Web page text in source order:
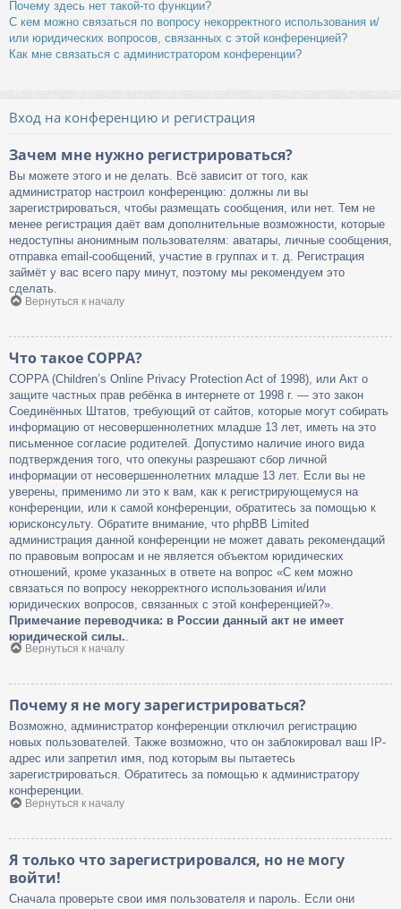
Почему здесь нет такой-то функции?
С кем можно связаться по вопросу некорректного использования и/
или юридических вопросов, связанных с этой конференцией?
Как мне связаться с администратором конференции?
Вход на конференцию и регистрация
Зачем мне нужно регистрироваться?
Вы можете этого и не делать. Всё зависит от того, как
администратор настроил конференцию: должны ли вы
зарегистрироваться, чтобы размещать сообщения, или нет. Тем не
менее регистрация даёт вам дополнительные возможности, которые
недоступны анонимным пользователям: аватары, личные сообщения,
отправка email-сообщений, участие в группах и т. д. Регистрация
займёт у вас всего пару минут, поэтому мы рекомендуем это
сделать.
Вернуться к началу
Что такое COPPA?
COPPA (Children’s Online Privacy Protection Act of 1998), или Акт о
защите частных прав ребёнка в интернете от 1998 г. — это закон
Соединённых Штатов, требующий от сайтов, которые могут собирать
информацию от несовершеннолетних младше 13 лет, иметь на это
письменное согласие родителей. Допустимо наличие иного вида
подтверждения того, что опекуны разрешают сбор личной
информации от несовершеннолетних младше 13 лет. Если вы не
уверены, применимо ли это к вам, как к регистрирующемуся на
конференции, или к самой конференции, обратитесь за помощью к
юрисконсульту. Обратите внимание, что phpBB Limited
администрация данной конференции не может давать рекомендаций
по правовым вопросам и не является объектом юридических
отношений, кроме указанных в ответе на вопрос «С кем можно
связаться по вопросу некорректного использования и/или
юридических вопросов, связанных с этой конференцией?».
Примечание переводчика: в России данный акт не имеет
юридической силы.
Вернуться к началу
Почему я не могу зарегистрироваться?
Возможно, администратор конференции отключил регистрацию
новых пользователей. Также возможно, что он заблокировал ваш IP-
адрес или запретил имя, под которым вы пытаетесь
зарегистрироваться. Обратитесь за помощью к администратору
конференции.
Вернуться к началу
Я только что зарегистрировался, но не могу
войти!
Сначала проверьте свои имя пользователя и пароль. Если они